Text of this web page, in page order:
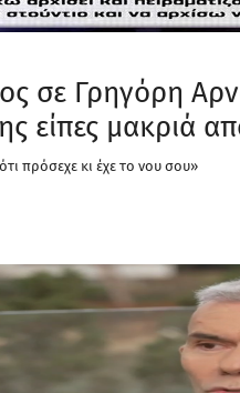
σε Γρηγόρη
είπες μακριά
πρόσεχε κι έχε το νου σου»